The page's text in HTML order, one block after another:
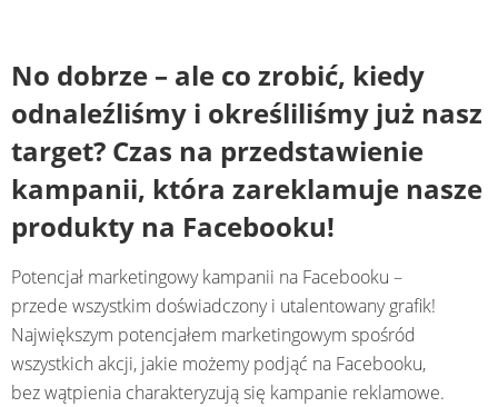
No dobrze – ale co zrobić, kiedy
odnaleźliśmy i określiliśmy już nasz
target? Czas na przedstawienie
kampanii, która zareklamuje nasze
produkty na Facebooku!
Potencjał marketingowy kampanii na Facebooku –
przede wszystkim doświadczony i utalentowany grafik!
Największym potencjałem marketingowym spośród
wszystkich akcji, jakie możemy podjąć na Facebooku,
bez wątpienia charakteryzują się kampanie reklamowe.